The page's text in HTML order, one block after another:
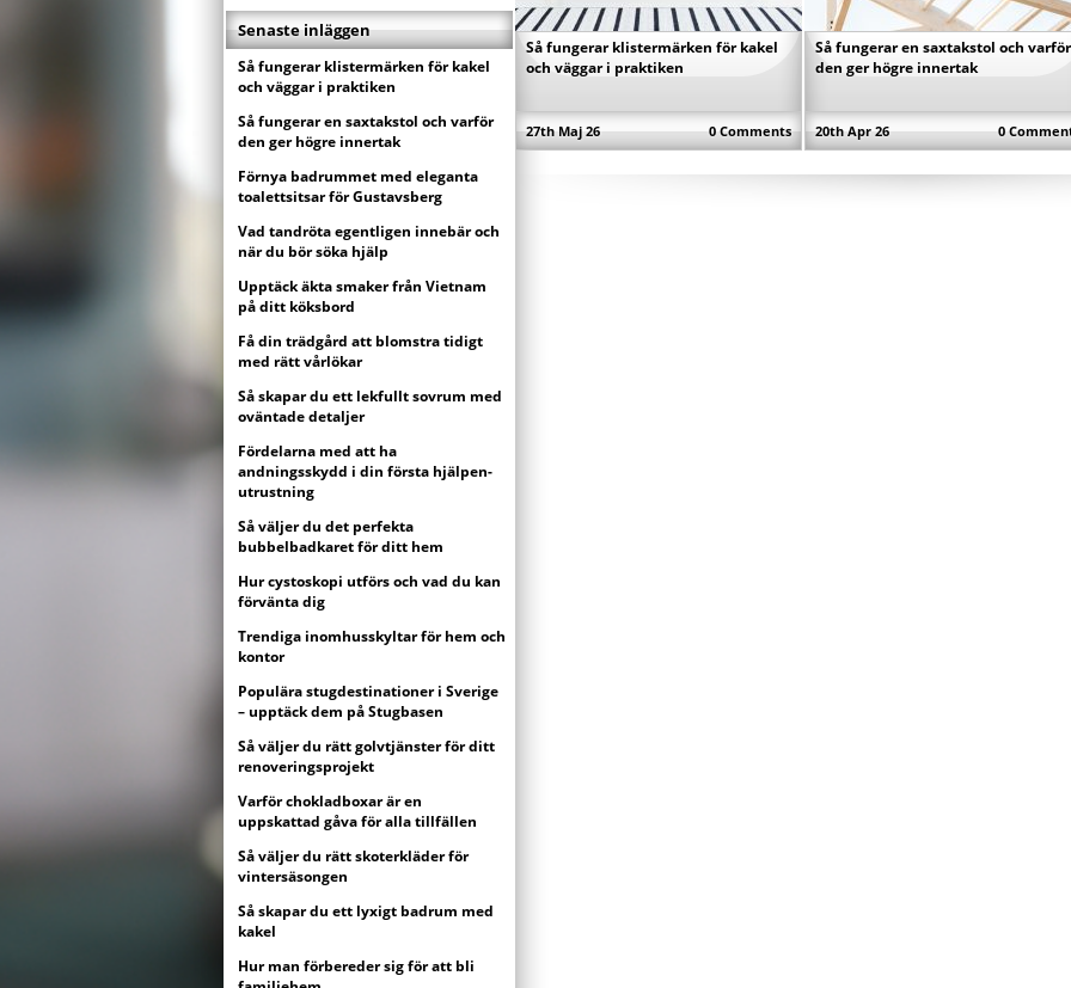
Så fungerar klistermärken för kakel
och väggar i praktiken
27th Maj 26 0 Comments
Så fungerar en saxtakstol och varför
den ger högre innertak
20th Apr 26 0
Senaste inläggen
Så fungerar klistermärken för kakel
och väggar i praktiken
Så fungerar en saxtakstol och varför
den ger högre innertak
Förnya badrummet med eleganta
toalettsitsar för Gustavsberg
Vad tandröta egentligen innebär och
när du bör söka hjälp
Upptäck äkta smaker från Vietnam
på ditt köksbord
Få din trädgård att blomstra tidigt
med rätt vårlökar
Så skapar du ett lekfullt sovrum med
oväntade detaljer
Fördelarna med att ha
andningsskydd i din första hjälpen-
utrustning
Så väljer du det perfekta
bubbelbadkaret för ditt hem
Hur cystoskopi utförs och vad du kan
förvänta dig
Trendiga inomhusskyltar för hem och
kontor
Populära stugdestinationer i Sverige
– upptäck dem på Stugbasen
Så väljer du rätt golvtjänster för ditt
renoveringsprojekt
Varför chokladboxar är en
uppskattad gåva för alla tillfällen
Så väljer du rätt skoterkläder för
vintersäsongen
Så skapar du ett lyxigt badrum med
kakel
Hur man förbereder sig för att bli